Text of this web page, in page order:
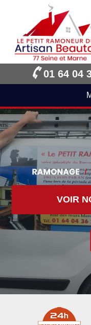
01 64 04
VOIR